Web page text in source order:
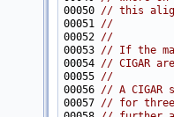
00050 // this
00051 //
00052 //
00053 // If the
00054 // CIGAR
00055 //
00056 // A CIGAR
00057 // for three